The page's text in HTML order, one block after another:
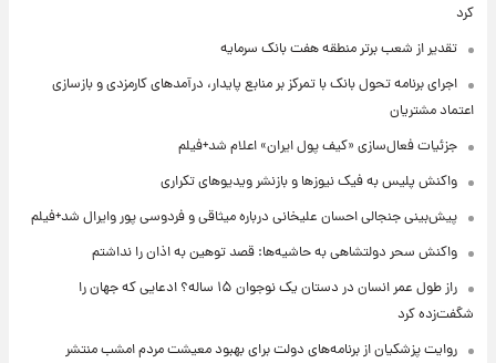
کرد
تقدیر از شعب برتر منطقه هفت بانک سرمایه
اجرای برنامه تحول بانک با تمرکز بر منابع پایدار، درآمدهای کارمزدی و بازسازی
اعتماد مشتریان
جزئیات فعال‌سازی «کیف پول ایران» اعلام شد+فیلم
واکنش پلیس به فیک نیوزها و بازنشر ویدیوهای تکراری
پیش‌بینی جنجالی احسان علیخانی درباره میثاقی و فردوسی پور وایرال شد+فیلم
واکنش سحر دولتشاهی به حاشیه‌ها: قصد توهین به اذان را نداشتم
راز طول عمر انسان در دستان یک نوجوان ۱۵ ساله؟ ادعایی که جهان را
شگفت‌زده کرد
روایت پزشکیان از برنامه‌های دولت برای بهبود معیشت مردم امشب منتشر